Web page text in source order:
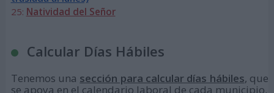
25: Natividad del Señor
Calcular Días Hábiles
Tenemos una sección para calcular días hábiles, que
se apoya en el calendario laboral de cada municipio.